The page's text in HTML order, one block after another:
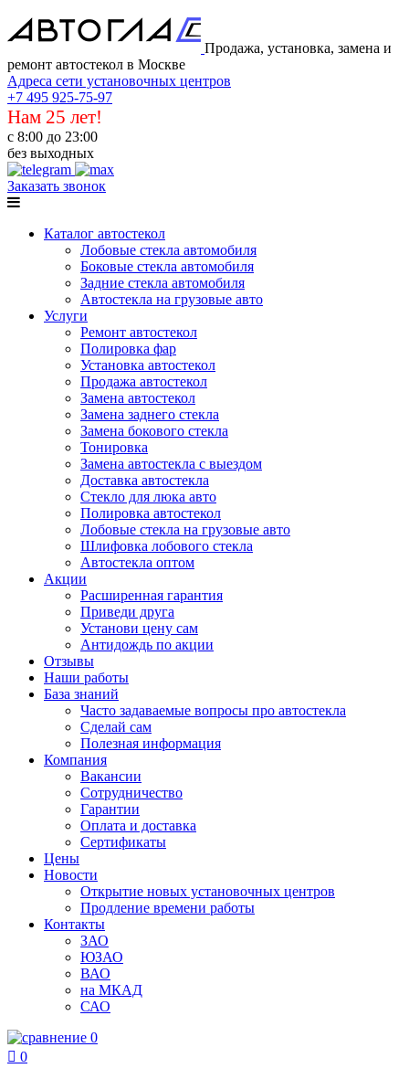
Продажа, установка, замена и
ремонт автостекол в Москве
Адреса сети установочных центров
+7 495 925-75-97
Нам 25 лет!
с 8:00 до 23:00
без выходных
Заказать звонок
Каталог автостекол
Лобовые стекла автомобиля
Боковые стекла автомобиля
Задние стекла автомобиля
Автостекла на грузовые авто
Услуги
Ремонт автостекол
Полировка фар
Установка автостекол
Продажа автостекол
Замена автостекол
Замена заднего стекла
Замена бокового стекла
Тонировка
Замена автостекла с выездом
Доставка автостекла
Стекло для люка авто
Полировка автостекол
Лобовые стекла на грузовые авто
Шлифовка лобового стекла
Автостекла оптом
Акции
Расширенная гарантия
Приведи друга
Установи цену сам
Антидождь по акции
Отзывы
Наши работы
База знаний
Часто задаваемые вопросы про автостекла
Сделай сам
Полезная информация
Компания
Вакансии
Сотрудничество
Гарантии
Оплата и доставка
Сертификаты
Цены
Новости
Открытие новых установочных центров
Продление времени работы
Контакты
ЗАО
ЮЗАО
ВАО
на МКАД
САО
0
 0